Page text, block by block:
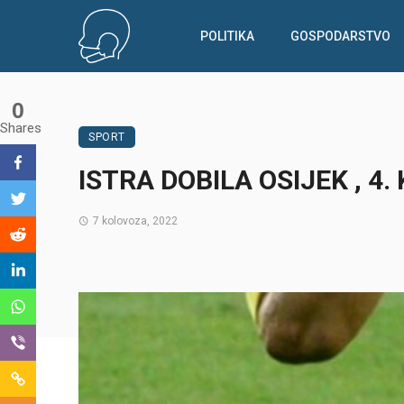
POLITIKA GOSPODARSTVO
SPORT
ISTRA DOBILA OSIJEK ,
7 kolovoza, 2022
0
Shares